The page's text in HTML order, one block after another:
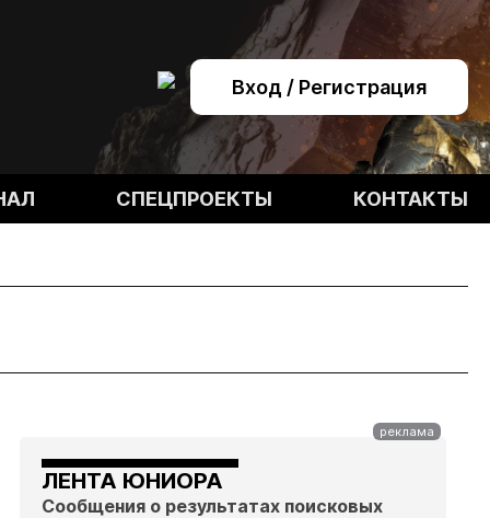
Вход / Регистрация
СПЕЦПРОЕКТЫ КОНТАКТЫ
ЛЕНТА ЮНИОРА
Сообщения о результатах поисковых